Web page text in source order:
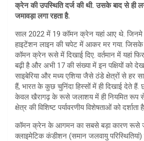
क्रेन की उपस्थिति दर्ज की थी. उसके बाद से ही
जमावड़ा लगा रहता है.
साल 2022 में 19 कॉमन क्रेन यहां आए थे. जिनमे
हाइटेंशन लाइन की चपेट में आकर मर गया. जिसके
कॉमन क्रेन रूसे में दिखाई दिए. वर्तमान में यहां
बढ़ी है और अभी 17 की संख्या में इन पक्षियों को
साइबेरिया और मध्य एशिया जैसे ठंडे क्षेत्रों से हर
हैं, भारत के कुछ चुनिंदा हिस्सों में ही दिखाई देते हैं.
केवल खैरागढ़ के रूसे जलाशय में ही नियमित रूप से
क्षेत्र की विशिष्ट पर्यावरणीय विशेषताओं को दर्शाता
कॉमन क्रेन के आगमन का सबसे बड़ा कारण रूसे
क्लाइमेटिक कंडीशन (समान जलवायु परिस्थितियां)